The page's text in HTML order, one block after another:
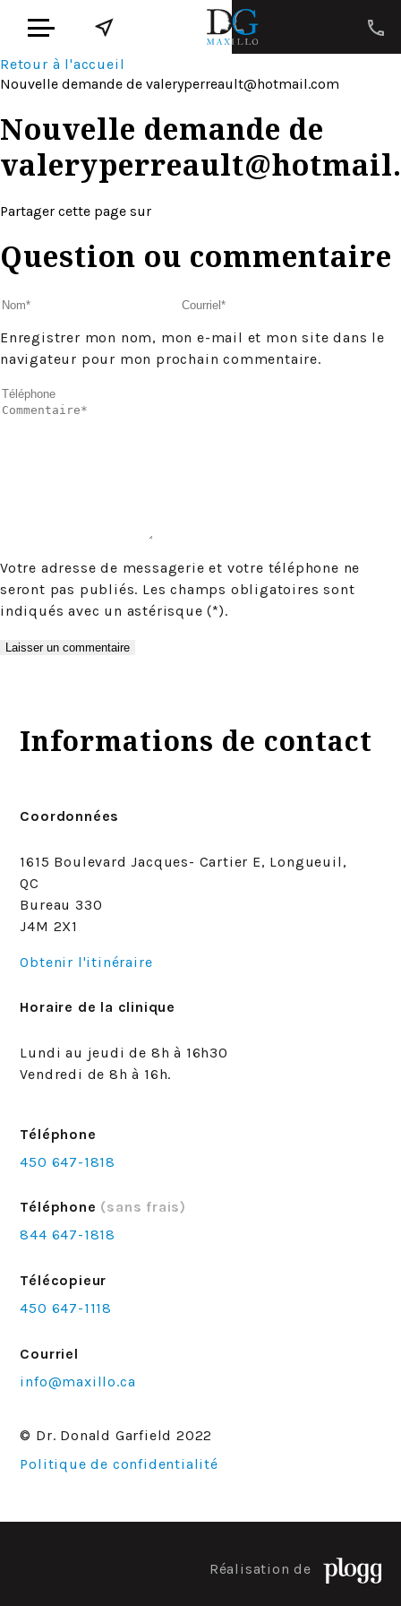
Retour à l'accueil
Nouvelle demande de valeryperreault@hotmail.com
Nouvelle demande de
Partager cette page sur
Question ou commentaire
Enregistrer mon nom, mon e-mail et mon site dans le
navigateur pour mon prochain commentaire.
Votre adresse de messagerie et votre téléphone ne
seront pas publiés. Les champs obligatoires sont
indiqués avec un astérisque (*).
Informations de contact
Coordonnées
1615 Boulevard Jacques- Cartier E, Longueuil,
QC
Bureau 330
J4M 2X1
Obtenir l'itinéraire
Horaire de la clinique
Lundi au jeudi de 8h à 16h30
Vendredi de 8h à 16h.
Téléphone
450 647-1818
Téléphone (sans frais)
844 647-1818
Télécopieur
450 647-1118
Courriel
info@maxillo.ca
© Dr. Donald Garfield 2022
Politique de confidentialité
Réalisation de